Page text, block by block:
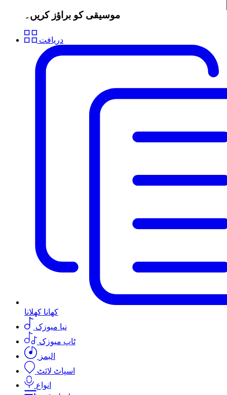
موسیقی کو براؤز کریں۔
دریافت
کھانا کھلانا
نیا میوزک
ٹاپ میوزک
البمز
اسپاٹ لائٹ
انواع